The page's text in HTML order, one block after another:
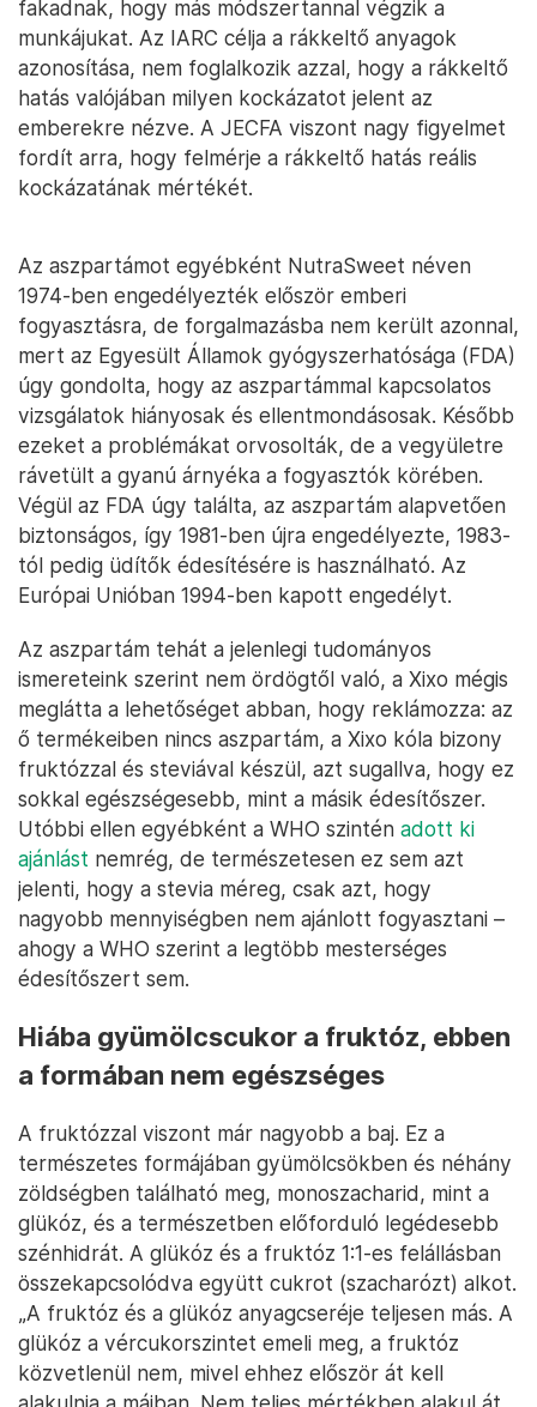
fakadnak, hogy más módszertannal végzik a
munkájukat. Az IARC célja a rákkeltő anyagok
azonosítása, nem foglalkozik azzal, hogy a rákkeltő
hatás valójában milyen kockázatot jelent az
emberekre nézve. A JECFA viszont nagy figyelmet
fordít arra, hogy felmérje a rákkeltő hatás reális
kockázatának mértékét.
Az aszpartámot egyébként NutraSweet néven
1974-ben engedélyezték először emberi
fogyasztásra, de forgalmazásba nem került azonnal,
mert az Egyesült Államok gyógyszerhatósága (FDA)
úgy gondolta, hogy az aszpartámmal kapcsolatos
vizsgálatok hiányosak és ellentmondásosak. Később
ezeket a problémákat orvosolták, de a vegyületre
rávetült a gyanú árnyéka a fogyasztók körében.
Végül az FDA úgy találta, az aszpartám alapvetően
biztonságos, így 1981-ben újra engedélyezte, 1983-
tól pedig üdítők édesítésére is használható. Az
Európai Unióban 1994-ben kapott engedélyt.
Az aszpartám tehát a jelenlegi tudományos
ismereteink szerint nem ördögtől való, a Xixo mégis
meglátta a lehetőséget abban, hogy reklámozza: az
ő termékeiben nincs aszpartám, a Xixo kóla bizony
fruktózzal és steviával készül, azt sugallva, hogy ez
sokkal egészségesebb, mint a másik édesítőszer.
Utóbbi ellen egyébként a WHO szintén adott ki
ajánlást nemrég, de természetesen ez sem azt
jelenti, hogy a stevia méreg, csak azt, hogy
nagyobb mennyiségben nem ajánlott fogyasztani –
ahogy a WHO szerint a legtöbb mesterséges
édesítőszert sem.
Hiába gyümölcscukor a fruktóz, ebben
a formában nem egészséges
A fruktózzal viszont már nagyobb a baj. Ez a
természetes formájában gyümölcsökben és néhány
zöldségben található meg, monoszacharid, mint a
glükóz, és a természetben előforduló legédesebb
szénhidrát. A glükóz és a fruktóz 1:1-es felállásban
összekapcsolódva együtt cukrot (szacharózt) alkot.
„A fruktóz és a glükóz anyagcseréje teljesen más. A
glükóz a vércukorszintet emeli meg, a fruktóz
közvetlenül nem, mivel ehhez először át kell